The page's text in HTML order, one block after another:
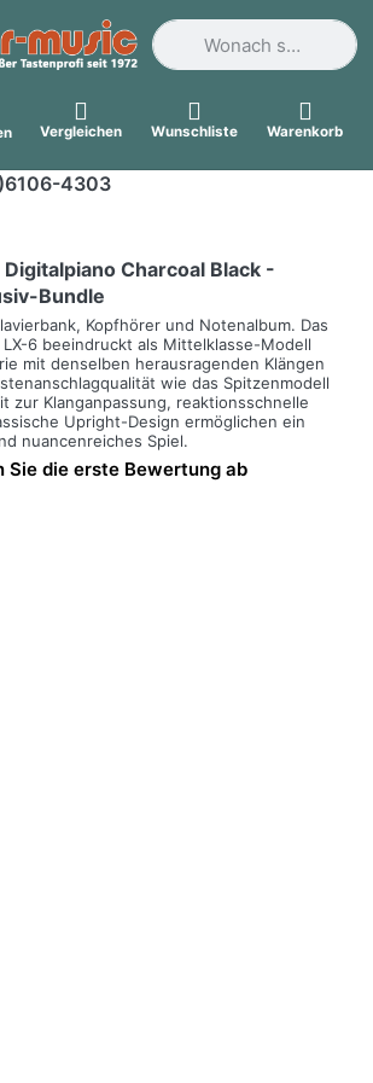
Geben Sie einen
Vergleichen Wunschliste Warenkorb
4303
Digitalpiano Charcoal Black -
Bundle
Kopfhörer und Notenalbum. Das
6 beeindruckt als Mittelklasse-Modell
mit denselben herausragenden Klängen
wie das Spitzenmodell
zur Klanganpassung, reaktionsschnelle
Upright-Design ermöglichen ein
nuancenreiches Spiel.
Sie die erste Bewertung ab